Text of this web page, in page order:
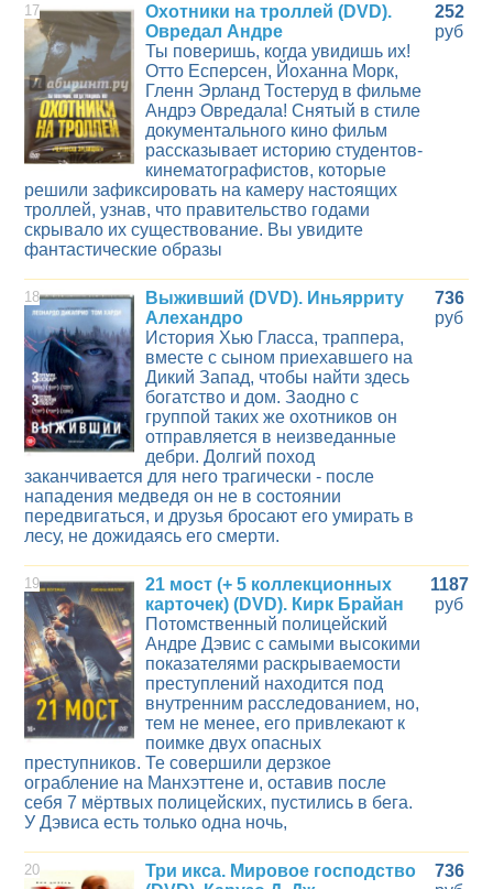
17
Охотники на троллей (DVD).
Овредал Андре
Ты поверишь, когда увидишь их!
Отто Есперсен, Йоханна Морк,
Гленн Эрланд Тостеруд в фильме
Андрэ Овредала! Снятый в стиле
документального кино фильм
рассказывает историю студентов-
кинематографистов, которые
решили зафиксировать на камеру настоящих
троллей, узнав, что правительство годами
скрывало их существование. Вы увидите
фантастические образы
252
руб
18
Выживший (DVD). Иньярриту
Алехандро
История Хью Гласса, траппера,
вместе с сыном приехавшего на
Дикий Запад, чтобы найти здесь
богатство и дом. Заодно с
группой таких же охотников он
отправляется в неизведанные
дебри. Долгий поход
заканчивается для него трагически - после
нападения медведя он не в состоянии
передвигаться, и друзья бросают его умирать в
лесу, не дожидаясь его смерти.
736
руб
19
21 мост (+ 5 коллекционных
карточек) (DVD). Кирк Брайан
Потомственный полицейский
Андре Дэвис с самыми высокими
показателями раскрываемости
преступлений находится под
внутренним расследованием, но,
тем не менее, его привлекают к
поимке двух опасных
преступников. Те совершили дерзкое
ограбление на Манхэттене и, оставив после
себя 7 мёртвых полицейских, пустились в бега.
У Дэвиса есть только одна ночь,
1187
руб
20
Три икса. Мировое господство
736